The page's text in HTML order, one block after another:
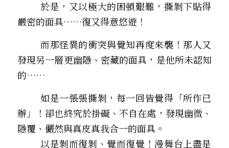
嚴密的面具……復又得意悠遊！
發現另一層更幽隱、密藏的面具，是他所未認知
的……
辦」！卻也終究於掛礙、不自在處，發現幽微、
隱覆、儼然與真皮真我合一的面具。
以是剝而復剝、覺而復覺！漫舞台上盡是